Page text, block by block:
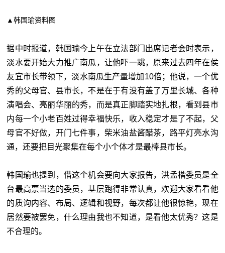
▲韩国瑜资料图
据中时报道，韩国瑜今上午在立法部门出席记者会时表示，
淡水要开始大力推广南瓜，让他吓一跳，原来过去四年在侯
友宜市长带领下，淡水南瓜生产量增加10倍；他说，一个优
秀的父母官、县市长，不是在于有没有盖了万里长城、各种
演唱会、亮丽华丽的秀，而是真正脚踏实地扎根，看到县市
内每一个小老百姓过得幸福快乐，收入稳定才是了不起，父
母官不好做，开门七件事，柴米油盐酱醋茶，路平灯亮水沟
通，还要把目光聚集在每个小个体才是最棒县市长。
韩国瑜也提到，借这个机会要向大家报告，洪孟楷委员是全
台最高票当选的委员，基层跑得非常认真，欢迎大家看看他
的质询内容、布局、逻辑和视野，每次都让他很惊艳，现在
居然要被罢免，什么理由我也不知道，是看他太优秀？这是
不合理的。